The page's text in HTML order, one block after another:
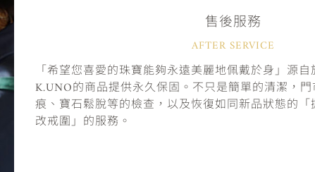
售後服務
AFTER SERVICE
「希望您喜愛的珠寶能夠永遠美麗地佩戴於身」源自
K.UNO的商品提供永久保固。不只是簡單的清潔，
痕、寶石鬆脫等的檢查，以及恢復如同新品狀態的
改戒圍」的服務。